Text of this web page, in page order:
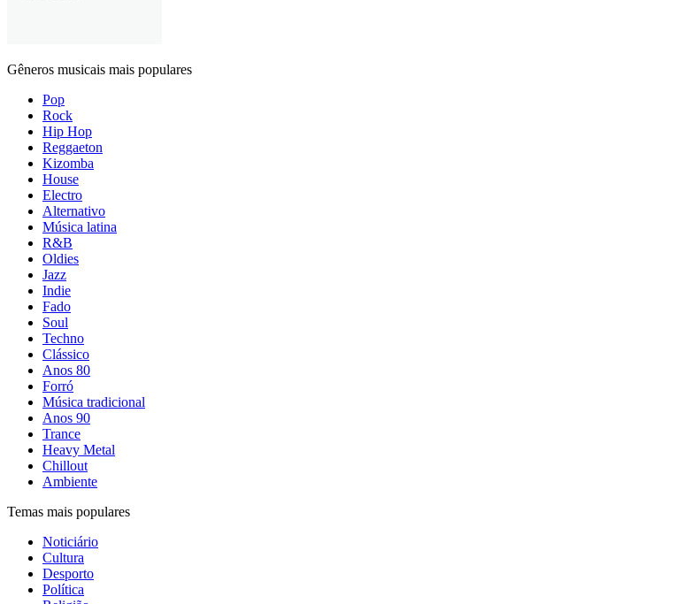
Gêneros musicais mais populares
Pop
Rock
Hip Hop
Reggaeton
Kizomba
House
Electro
Alternativo
Música latina
R&B
Oldies
Jazz
Indie
Fado
Soul
Techno
Clássico
Anos 80
Forró
Música tradicional
Anos 90
Trance
Heavy Metal
Chillout
Ambiente
Temas mais populares
Noticiário
Cultura
Desporto
Política